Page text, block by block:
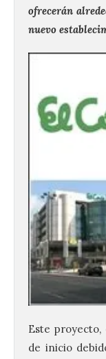
ofrecerán
nuevo
Este
de inicio